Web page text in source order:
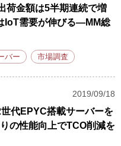
荷金額は5半期連続で増
IoT需要が伸びる―MM総
バー 市場調査
2019/09/18
代EPYC搭載サーバーを
の性能向上でTCO削減を